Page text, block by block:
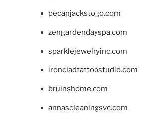
pecanjackstogo.com
zengardendayspa.com
sparklejewelryinc.com
ironcladtattoostudio.com
bruinshome.com
annascleaningsvc.com